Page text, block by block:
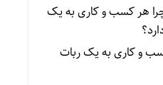
هر کسب‌ و کاری به یک
و کاری به یک ربات